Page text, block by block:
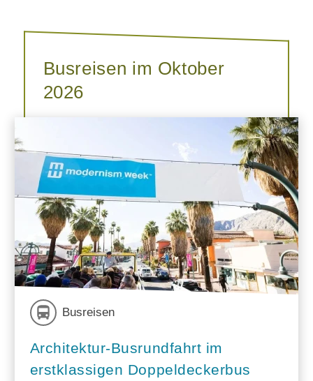
Busreisen im Oktober
2026
Busreisen
Architektur-Busrundfahrt im
erstklassigen Doppeldeckerbus